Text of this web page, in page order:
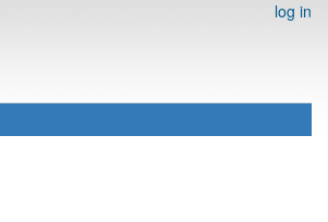
log in